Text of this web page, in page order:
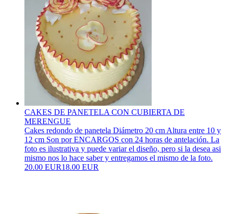
CAKES DE PANETELA CON CUBIERTA DE
MERENGUE
Cakes redondo de panetela Diámetro 20 cm Altura entre 10 y
12 cm Son por ENCARGOS con 24 horas de antelación. La
foto es ilustrativa y puede variar el diseño, pero si la desea asi
mismo nos lo hace saber y entregamos el mismo de la foto.
20.00 EUR18.00 EUR